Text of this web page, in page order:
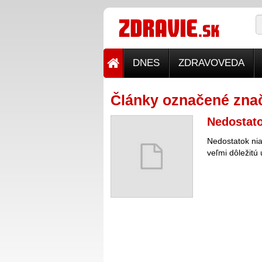
DNES ZDRAVOVEDA
Články označené
Nedostatok
veľmi dôležitú